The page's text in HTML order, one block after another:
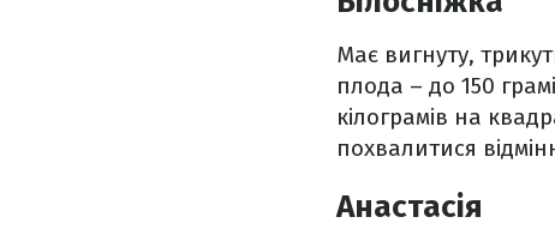
Має вигнуту,
плода – до 150
кілограмів на
похвалитися
Анастасія